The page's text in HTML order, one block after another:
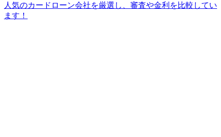
人気のカードローン会社を厳選し、審査や金利を比較してい
ます！